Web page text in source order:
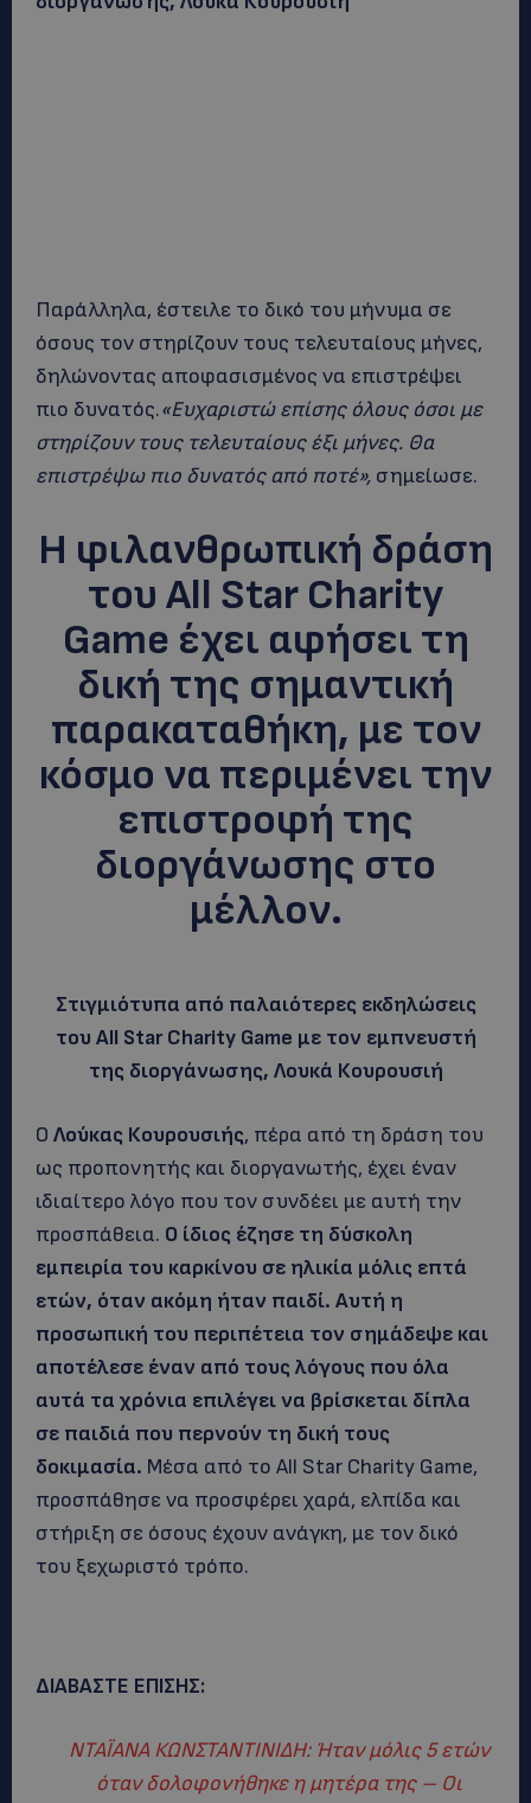
Παράλληλα, έστειλε το δικό του μήνυμα σε
όσους τον στηρίζουν τους τελευταίους μήνες,
δηλώνοντας αποφασισμένος να επιστρέψει
πιο δυνατός.«Ευχαριστώ επίσης όλους όσοι με
στηρίζουν τους τελευταίους έξι μήνες. Θα
επιστρέψω πιο δυνατός από ποτέ», σημείωσε.
Η φιλανθρωπική δράση
του All Star Charity
Game έχει αφήσει τη
δική της σημαντική
παρακαταθήκη, με τον
κόσμο να περιμένει την
επιστροφή της
διοργάνωσης στο
μέλλον.
Στιγμιότυπα από παλαιότερες εκδηλώσεις
του All Star Charity Game με τον εμπνευστή
της διοργάνωσης, Λουκά Κουρουσιή
Ο Λούκας Κουρουσιής, πέρα από τη δράση του
ως προπονητής και διοργανωτής, έχει έναν
ιδιαίτερο λόγο που τον συνδέει με αυτή την
προσπάθεια. Ο ίδιος έζησε τη δύσκολη
εμπειρία του καρκίνου σε ηλικία μόλις επτά
ετών, όταν ακόμη ήταν παιδί. Αυτή η
προσωπική του περιπέτεια τον σημάδεψε και
αποτέλεσε έναν από τους λόγους που όλα
αυτά τα χρόνια επιλέγει να βρίσκεται δίπλα
σε παιδιά που περνούν τη δική τους
δοκιμασία. Μέσα από το All Star Charity Game,
προσπάθησε να προσφέρει χαρά, ελπίδα και
στήριξη σε όσους έχουν ανάγκη, με τον δικό
του ξεχωριστό τρόπο.
ΔΙΑΒΑΣΤΕ ΕΠΙΣΗΣ:
ΝΤΑΪΑΝΑ ΚΩΝΣΤΑΝΤΙΝΙΔΗ: Ήταν μόλις 5 ετών
όταν δολοφονήθηκε η μητέρα της – Οι